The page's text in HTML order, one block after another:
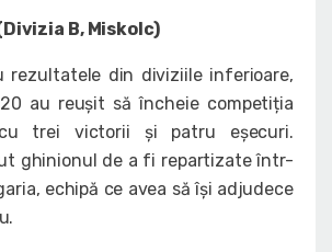
B, Miskolc)
rezultatele din diviziile inferioare,
au reușit să încheie competiția
trei victorii și patru eșecuri.
ghinionul de a fi repartizate într-
echipă ce avea să își adjudece